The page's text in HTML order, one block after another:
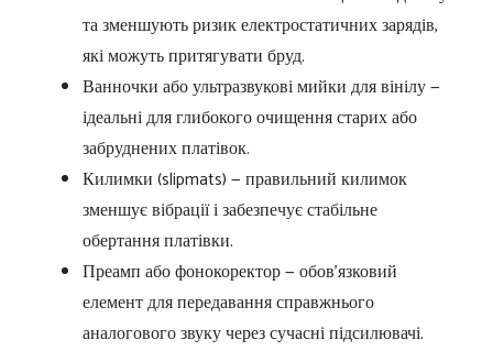
та зменшують ризик електростатичних зарядів,
які можуть притягувати бруд.
Ванночки або ультразвукові мийки для вінілу —
ідеальні для глибокого очищення старих або
забруднених платівок.
Килимки (slipmats) — правильний килимок
зменшує вібрації і забезпечує стабільне
обертання платівки.
Преамп або фонокоректор — обов’язковий
елемент для передавання справжнього
аналогового звуку через сучасні підсилювачі.